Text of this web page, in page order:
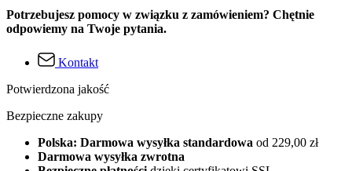
Potrzebujesz pomocy w związku z zamówieniem? Chętnie
odpowiemy na Twoje pytania.
Kontakt
Potwierdzona jakość
Bezpieczne zakupy
Polska: Darmowa wysyłka standardowa od 229,00 zł
Darmowa wysyłka zwrotna